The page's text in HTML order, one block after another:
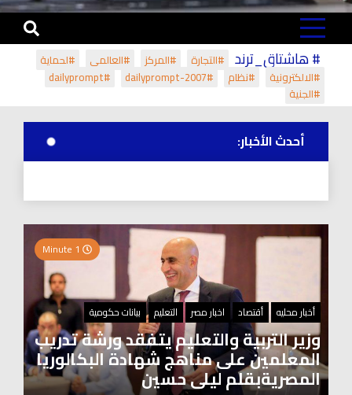
# هاشتاق_ترند #التجارة #المركز #العالمي
#لحماية
#الالكترونية
#نظام #dailyprompt-2007
#dailyprompt
#الجنية
أحدث الأخبار:
أخبار محليه أقتصاد اخبار مصر التعليم بيانات حكومية
وزير التربية والتعليم يتفقد ورشة تدريب
المعلمين على مناهج شهادة البكالوريا
المصريةبقلم ليلى حسين